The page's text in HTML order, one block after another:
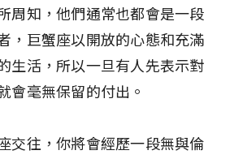
周知，他們通常也都會是一段
，巨蟹座以開放的心態和充滿
生活，所以一旦有人先表示對
會毫無保留的付出。
交往，你將會經歷一段無與倫